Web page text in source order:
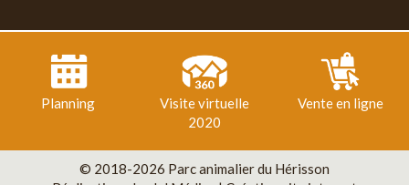
Planning
Visite virtuelle
2020
Vente en ligne
© 2018-2026 Parc animalier du Hérisson